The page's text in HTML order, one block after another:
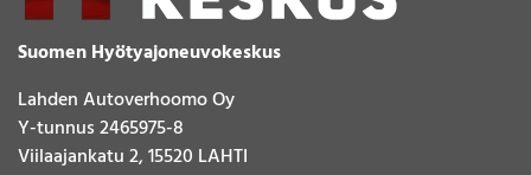
Suomen Hyötyajoneuvokeskus
Lahden Autoverhoomo Oy
Y-tunnus 2465975-8
Viilaajankatu 2, 15520 LAHTI